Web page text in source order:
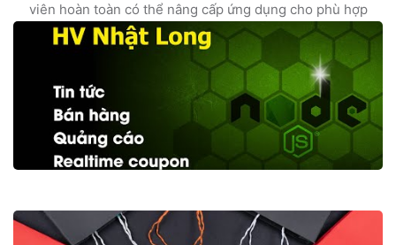
viên hoàn toàn có thể nâng cấp ứng dụng cho phù hợp